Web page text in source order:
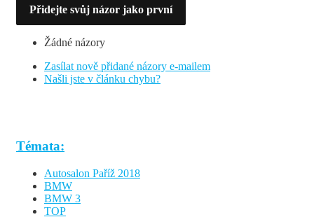
Přidejte svůj názor jako první
Žádné názory
Zasílat nově přidané názory e-mailem
Našli jste v článku chybu?
Témata:
Autosalon Paříž 2018
BMW
BMW 3
TOP